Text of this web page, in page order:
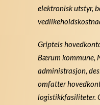
elektronisk utstyr,
Griptels
Bærum kommune,
administrasjon,
omfatter
logistikkfasiliteter.